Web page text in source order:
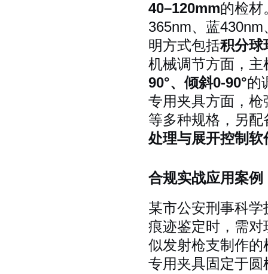
40–120mm的检材
365nm、蓝
明方式包括积分球
机械调节方面，主
90°、倾斜0-90°的
专用夹具方面，
等多种规格，另
处理与展开控制软
合规实战应用案例
某市公安刑事科
痕迹鉴定时，需
似发射枪支制作
专用夹具固定于